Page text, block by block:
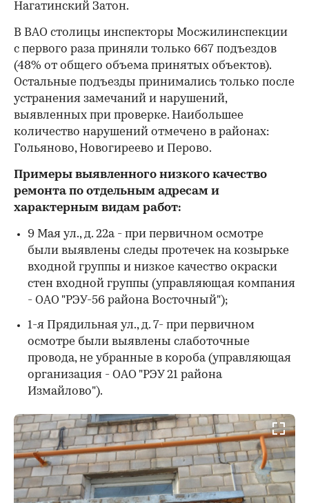
Нагатинский Затон.
В ВАО столицы инспекторы Мосжилинспекции
с первого раза приняли только 667 подъездов
(48% от общего объема принятых объектов).
Остальные подъезды принимались только после
устранения замечаний и нарушений,
выявленных при проверке. Наибольшее
количество нарушений отмечено в районах:
Гольяново, Новогиреево и Перово.
Примеры выявленного низкого качество
ремонта по отдельным адресам и
характерным видам работ:
9 Мая ул., д. 22а - при первичном осмотре
были выявлены следы протечек на козырьке
входной группы и низкое качество окраски
стен входной группы (управляющая компания
- ОАО "РЭУ-56 района Восточный");
1-я Прядильная ул., д. 7- при первичном
осмотре были выявлены слаботочные
провода, не убранные в короба (управляющая
организация - ОАО "РЭУ 21 района
Измайлово").